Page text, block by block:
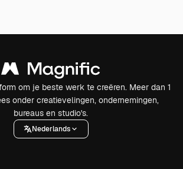
om je beste werk te creëren. Meer dan 1
onder creatievelingen, ondernemingen,
bureaus en studio's.
Nederlands